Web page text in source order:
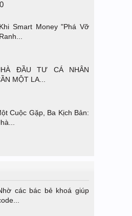
Khi Smart Money "Phá Vỡ
Ranh...
ĐẦU TƯ CÁ NHÂN
MỘT LA...
Cuộc Gặp, Ba Kịch Bản:
các bác bẻ khoá giúp